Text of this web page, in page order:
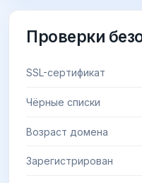
Проверки
SSL-сертификат
Чёрные списки
Возраст домена
Зарегистрирован